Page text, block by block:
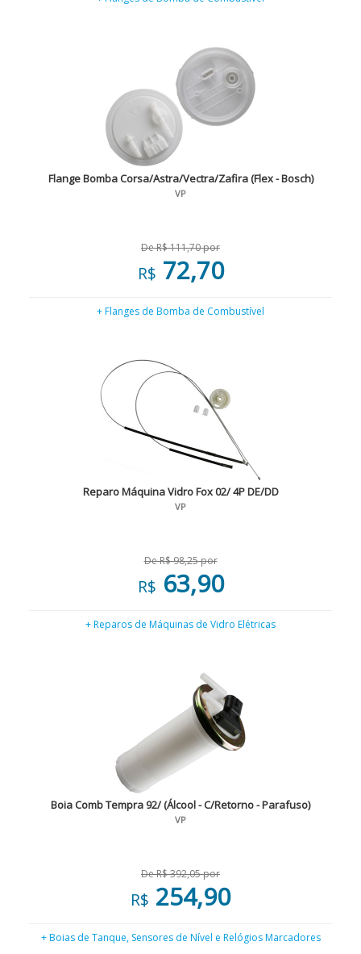
Flange Bomba Corsa/Astra/Vectra/Zafira (Flex - Bosch)
VP
De R$ 111,70 por
R$ 72,70
+ Flanges de Bomba de Combustível
Reparo Máquina Vidro Fox 02/ 4P DE/DD
VP
De R$ 98,25 por
R$ 63,90
+ Reparos de Máquinas de Vidro Elétricas
Boia Comb Tempra 92/ (Álcool - C/Retorno - Parafuso)
VP
De R$ 392,05 por
R$ 254,90
+ Boias de Tanque, Sensores de Nível e Relógios Marcadores